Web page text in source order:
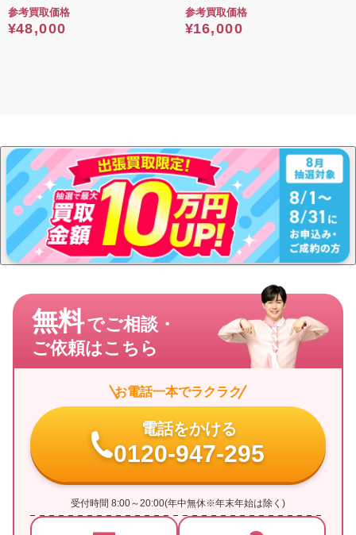
参考買取価格
¥48,000
参考買取価格
¥16,000
無料でご相談・
ご依頼はこちら
お電話一本でラクラク
電話をかける
0120-947-295
受付時間 8:00～20:00(年中無休※年末年始は除く)